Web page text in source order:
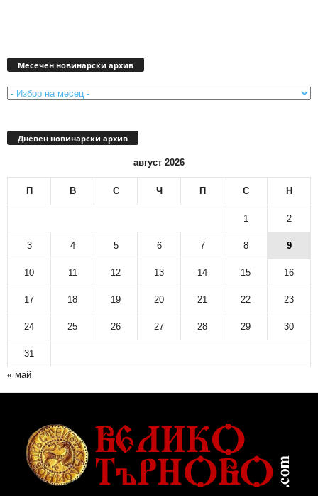
Месечен новинарски архив
Дневен новинарски архив
август 2026
П В С Ч П С Н
1 2
3 4 5 6 7 8 9
10 11 12 13 14 15 16
17 18 19 20 21 22 23
24 25 26 27 28 29 30
31
« май